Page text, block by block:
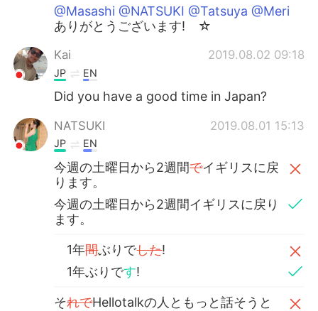
@Masashi @NATSUKI @Tatsuya @Meri
ありがとうございます! ☆
Kai 2019.08.02 09:18
JP EN
Did you have a good time in Japan?
NATSUKI 2019.08.01 15:13
JP EN
今週の土曜日から2週間でイギリスに戻
ります。
今週の土曜日から2週間イギリスに戻り
ます。
1年間ぶりでした!
1年ぶりです!
それでHellotalkの人ともっと話そうと